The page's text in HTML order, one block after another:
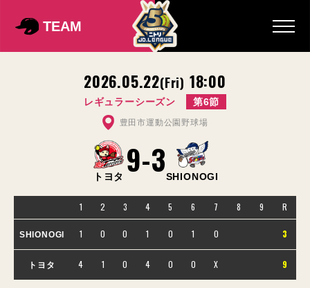
TEAM
2026.05.22(Fri) 18:00
レギュラーシーズン 第6節
豊田市運動公園野球場
トヨタ 9-3SHIONOGI
1 2 3 4 5 6 7 8 9 R
SHIONOGI 1 0 0 1 0 1 0 3
トヨタ 4 1 0 4 0 0 X 9